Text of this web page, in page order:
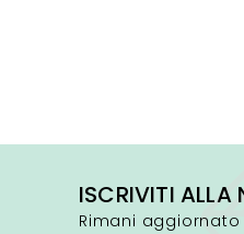
ISCRIVITI ALLA
Rimani